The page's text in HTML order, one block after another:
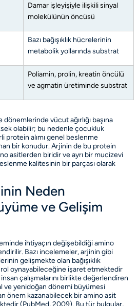
Damar işleyişiyle ilişkili sinyal
molekülünün öncüsü
Bazı bağışıklık hücrelerinin
metabolik yollarında substrat
Poliamin, prolin, kreatin öncülü
ve agmatin üretiminde substrat
dönemlerinde vücut ağırlığı başına
olabilir; bu nedenle çocukluk
protein alımı genel beslenme
bir konudur. Arjinin de bu protein
asitlerden biridir ve ayrı bir mucizevi
kalitesinin bir parçası olarak
Neden
ve Gelişim
ihtiyaçın değişebildiği amino
Bazı incelemeler, arjinin gibi
gelişmekte olan bağışıklık
oynayabileceğine işaret etmektedir
çalışmalarını birlikte değerlendiren
ve yenidoğan dönemi büyümesi
önem kazanabilecek bir amino asit